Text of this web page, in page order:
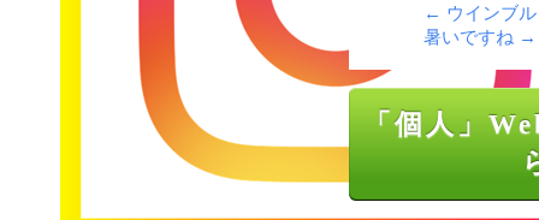
← ウインブ
暑いですね →
「個人」